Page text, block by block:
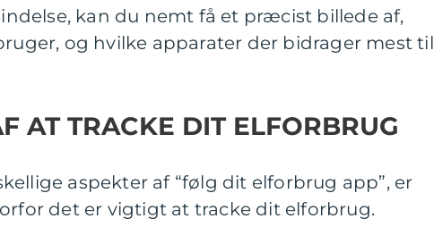
kan du nemt få et præcist billede af,
og hvilke apparater der bidrager mest til
AT TRACKE DIT ELFORBRUG
aspekter af “følg dit elforbrug app”, er
det er vigtigt at tracke dit elforbrug.